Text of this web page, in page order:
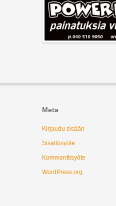
Meta
Kirjaudu sisään
Sisältösyöte
Kommenttisyöte
WordPress.org